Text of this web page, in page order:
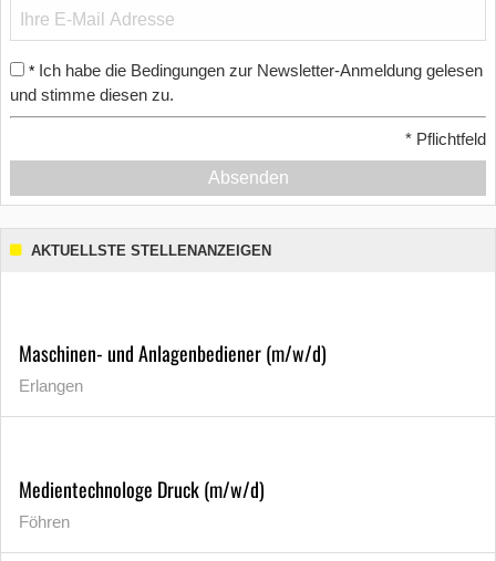
* Ich habe die Bedingungen zur Newsletter-Anmeldung gelesen
und stimme diesen zu.
* Pflichtfeld
Absenden
AKTUELLSTE STELLENANZEIGEN
Maschinen- und Anlagenbediener (m/w/d)
Erlangen
Medientechnologe Druck (m/w/d)
Föhren